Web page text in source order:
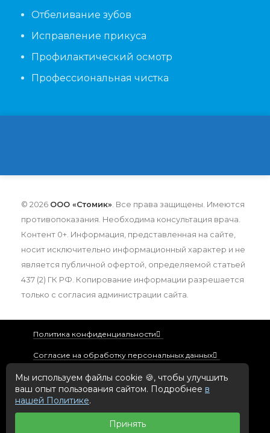
Отбеливание зубов
Исправление прикуса
Профилактический осмотр
Профессиональная чистка
© 2026 ООО «Стомик» . Все права защищены. Имеются
противопоказания. Необходима консультация врача.
Контент 0+. Информация, представленная на сайте,
носит исключительно информационный характер и не
является публичной офертой, определяемой статьей
437 (2) ГК РФ. Копирование информации разрешается
только с согласия администрации сайта.
Политика конфиденциальности
Согласие на обработку персональных данных
Политика использования файлов cookie
Реквизиты организации
Мы используем файлы cookie 🍪, чтобы улучшить
ваш опыт пользования сайтом. Подробнее в
нашей Политике.
Принять